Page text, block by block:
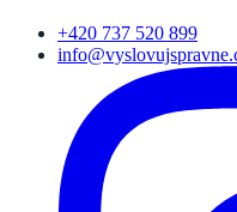
+420 737 520 899